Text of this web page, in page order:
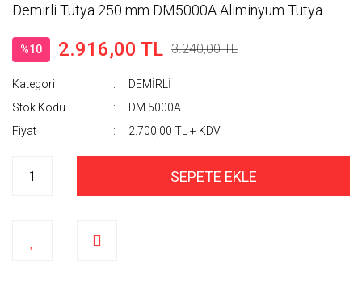
Demirli Tutya 250 mm DM5000A Aliminyum Tutya
%10 2.916,00 TL 3.240,00 TL
Kategori
DEMİRLİ
Stok Kodu
DM 5000A
Fiyat
2.700,00 TL + KDV
SEPETE EKLE